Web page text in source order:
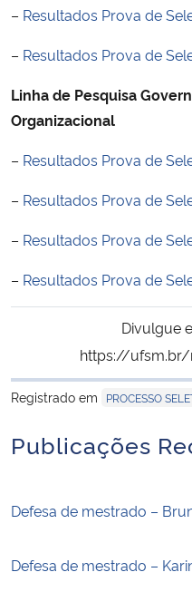
Ministério do Turismo
Ministério do Desenvolvimento
Ministério da Mulher, da Família e
Secretaria-Geral
Secretaria de Governo
Gabinete de Segurança Institucional
Advocacia-Geral da União
– Resultados Prova de
– Resultados Prova de
Linha de Pesquisa
Organizacional
– Resultados Prova de
– Resultados Prova de
– Resultados Prova de
– Resultados Prova de
Divulgue
https://ufsm.br/
Registrado em
PROCESSO
Publicações
Defesa de mestrado –
Defesa de mestrado –